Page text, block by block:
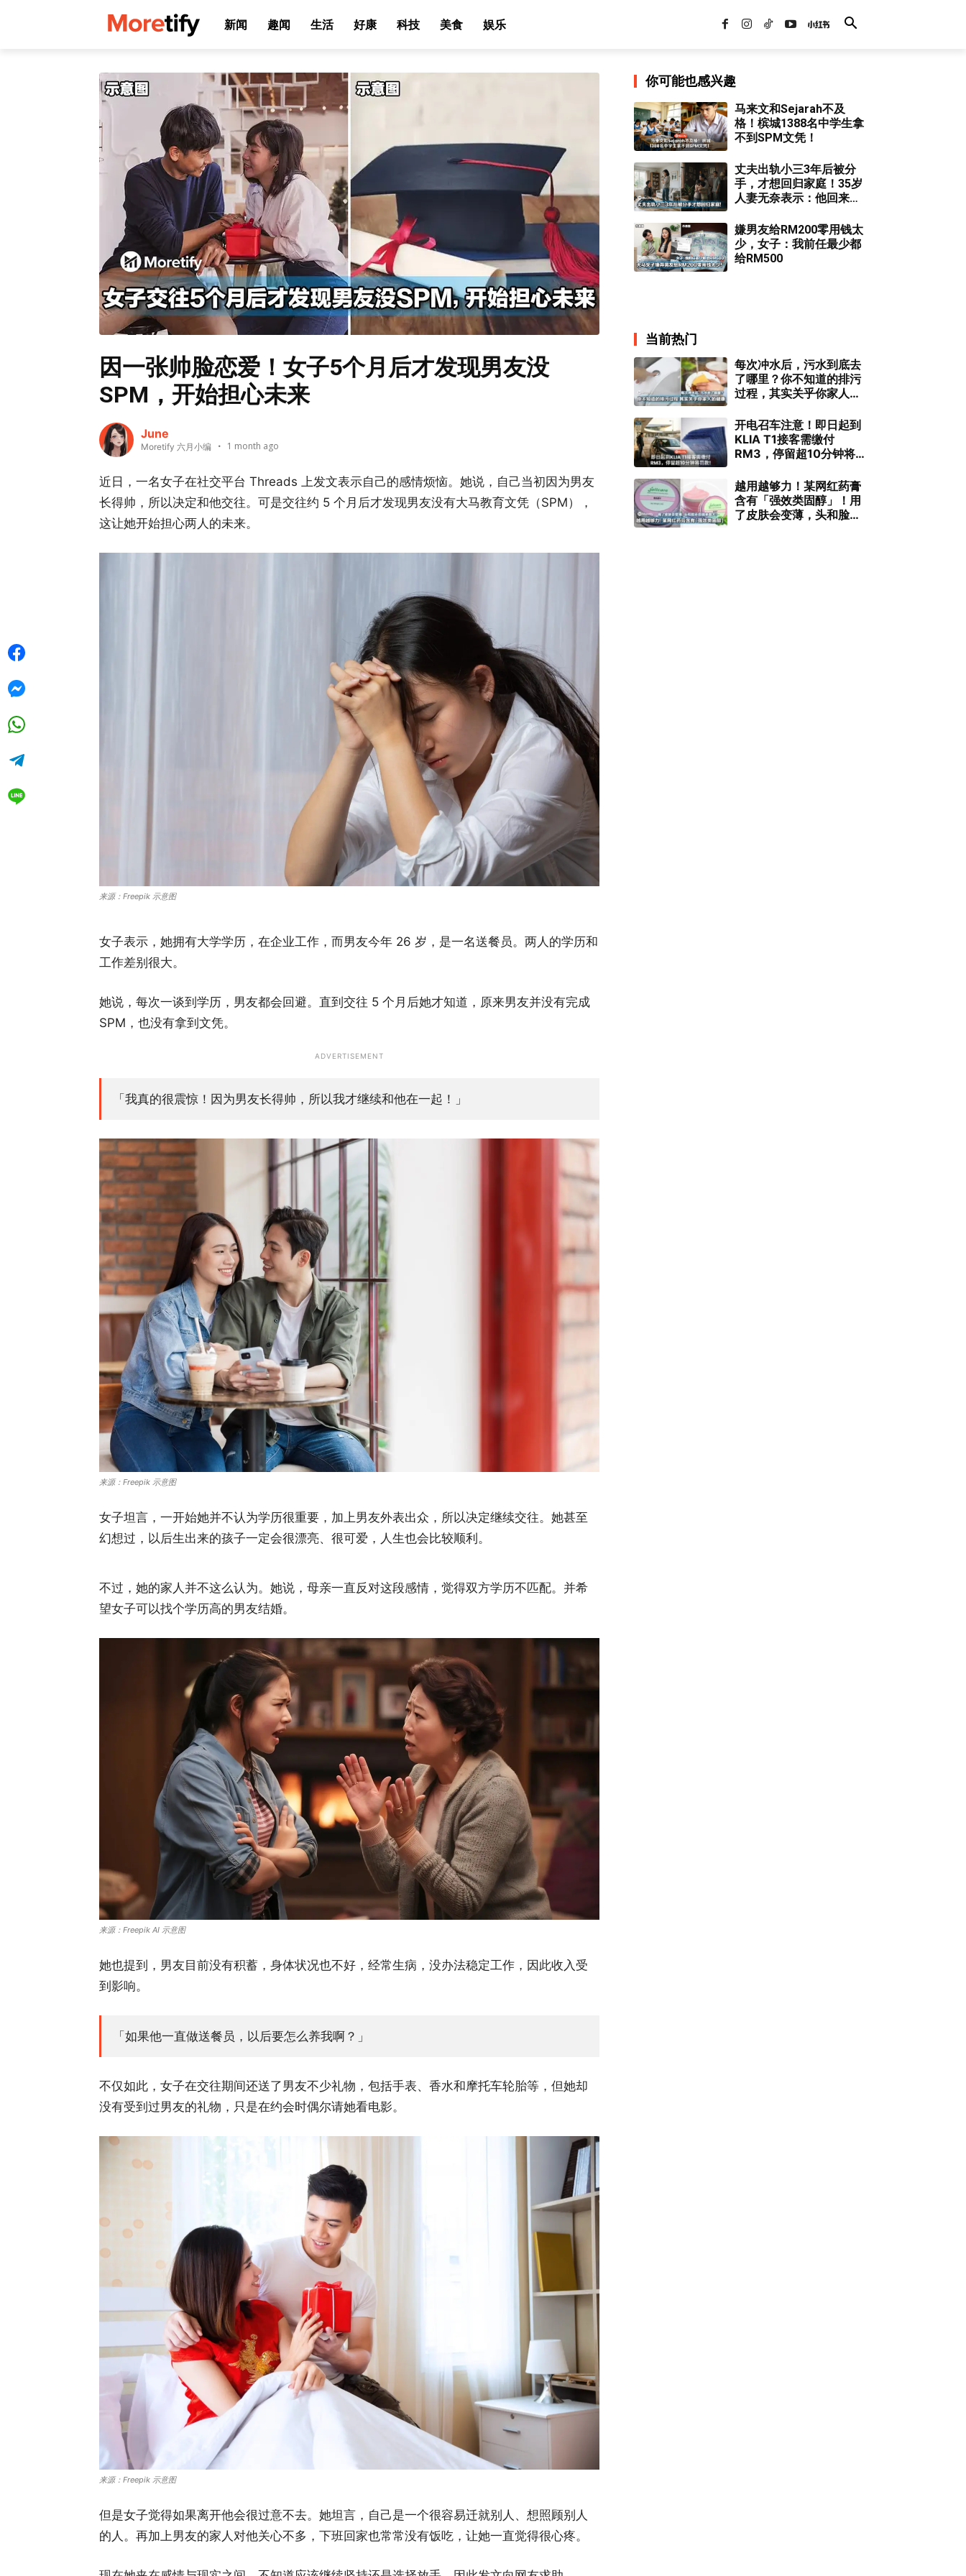
新闻 趣闻 生活 好康 科技 美食 娱乐
因一张帅脸恋爱！女子5个月后才发现男友没
SPM，开始担心未来
June
Moretify 六月小编 1 month ago
近日，一名女子在社交平台 Threads 上发文表示自己的感情烦恼。她说，自己当初因为男友
长得帅，所以决定和他交往。可是交往约 5 个月后才发现男友没有大马教育文凭（SPM），
这让她开始担心两人的未来。
来源：Freepik 示意图
女子表示，她拥有大学学历，在企业工作，而男友今年 26 岁，是一名送餐员。两人的学历和
工作差别很大。
她说，每次一谈到学历，男友都会回避。直到交往 5 个月后她才知道，原来男友并没有完成
SPM，也没有拿到文凭。
ADVERTISEMENT
「我真的很震惊！因为男友长得帅，所以我才继续和他在一起！」
来源：Freepik 示意图
女子坦言，一开始她并不认为学历很重要，加上男友外表出众，所以决定继续交往。她甚至
幻想过，以后生出来的孩子一定会很漂亮、很可爱，人生也会比较顺利。
不过，她的家人并不这么认为。她说，母亲一直反对这段感情，觉得双方学历不匹配。并希
望女子可以找个学历高的男友结婚。
来源：Freepik AI 示意图
她也提到，男友目前没有积蓄，身体状况也不好，经常生病，没办法稳定工作，因此收入受
到影响。
「如果他一直做送餐员，以后要怎么养我啊？」
不仅如此，女子在交往期间还送了男友不少礼物，包括手表、香水和摩托车轮胎等，但她却
没有受到过男友的礼物，只是在约会时偶尔请她看电影。
来源：Freepik 示意图
但是女子觉得如果离开他会很过意不去。她坦言，自己是一个很容易迁就别人、想照顾别人
的人。再加上男友的家人对他关心不多，下班回家也常常没有饭吃，让她一直觉得很心疼。
你可能也感兴趣
马来文和Sejarah不及
格！槟城1388名中学生拿
不到SPM文凭！
丈夫出轨小三3年后被分
手，才想回归家庭！35岁
人妻无奈表示：他回来
嫌男友给RM200零用钱太
少，女子：我前任最少都
给RM500
当前热门
每次冲水后，污水到底去
了哪里？你不知道的排污
过程，其实关乎你家人的
开电召车注意！即日起到
KLIA T1接客需缴付
RM3，停留超10分钟将罚
越用越够力！某网红药膏
含有「强效类固醇」！用
了皮肤会变薄，头和脸还